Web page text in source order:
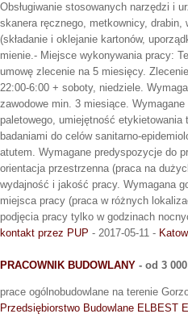
Obsługiwanie stosowanych narzędzi i
skanera ręcznego, metkownicy,
(składanie i oklejanie kartonów,
mienie.- Miejsce wykonywania pracy:
umowę zlecenie na 5 miesięcy.
22:00-6:00 + soboty, niedziele.
zawodowe min. 3 miesiące.
paletowego, umiejętność
badaniami do celów sanitarno-
atutem. Wymagane predyspozycje do
orientacja przestrzenna (praca na
wydajność i jakość pracy. Wymagana
miejsca pracy (praca w różnych
podjęcia pracy tylko w godzinach
kontakt przez PUP - 2017-05-11 -
PRACOWNIK BUDOWLANY - od 3
prace ogólnobudowlane na terenie
Przedsiębiorstwo Budowlane ELBEST